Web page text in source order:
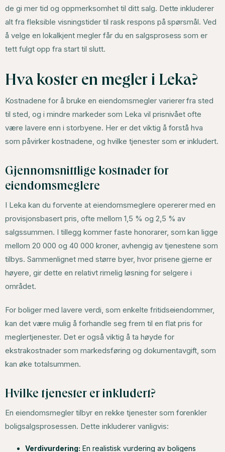
de gi mer tid og oppmerksomhet til ditt salg. Dette inkluderer
alt fra fleksible visningstider til rask respons på spørsmål. Ved
å velge en lokalkjent megler får du en salgsprosess som er
tett fulgt opp fra start til slutt.
Hva koster en megler i Leka?
Kostnadene for å bruke en eiendomsmegler varierer fra sted
til sted, og i mindre markeder som Leka vil prisnivået ofte
være lavere enn i storbyene. Her er det viktig å forstå hva
som påvirker kostnadene, og hvilke tjenester som er inkludert.
Gjennomsnittlige kostnader for
eiendomsmeglere
I Leka kan du forvente at eiendomsmeglere opererer med en
provisjonsbasert pris, ofte mellom 1,5 % og 2,5 % av
salgssummen. I tillegg kommer faste honorarer, som kan ligge
mellom 20 000 og 40 000 kroner, avhengig av tjenestene som
tilbys. Sammenlignet med større byer, hvor prisene gjerne er
høyere, gir dette en relativt rimelig løsning for selgere i
området.
For boliger med lavere verdi, som enkelte fritidseiendommer,
kan det være mulig å forhandle seg frem til en flat pris for
meglertjenester. Det er også viktig å ta høyde for
ekstrakostnader som markedsføring og dokumentavgift, som
kan øke totalsummen.
Hvilke tjenester er inkludert?
En eiendomsmegler tilbyr en rekke tjenester som forenkler
boligsalgsprosessen. Dette inkluderer vanligvis:
Verdivurdering: En realistisk vurdering av boligens